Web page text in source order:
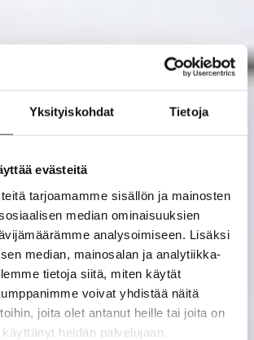
Yksityiskohdat Tietoja
evästeitä
tarjoamamme sisällön ja mainosten
median ominaisuuksien
analysoimiseen. Lisäksi
median, mainosalan ja analytiikka-
tietoja siitä, miten käytät
voivat yhdistää näitä
joita olet antanut heille tai joita on
heidän palvelujaan.